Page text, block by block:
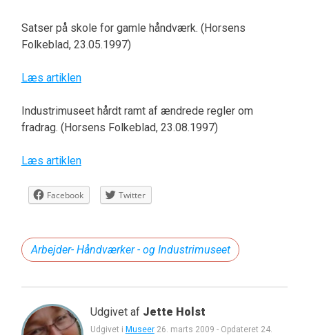
Satser på skole for gamle håndværk. (Horsens
Folkeblad, 23.05.1997)
Læs artiklen
Industrimuseet hårdt ramt af ændrede regler om
fradrag. (Horsens Folkeblad, 23.08.1997)
Læs artiklen
Facebook Twitter
Arbejder- Håndværker - og Industrimuseet
Udgivet af Jette Holst
Udgivet i Museer 26. marts 2009 - Opdateret 24.